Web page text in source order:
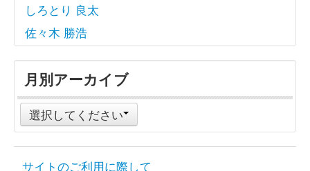
しろとり 良太
佐々木 勝浩
月別アーカイブ
選択してください
サイトのご利用に際して